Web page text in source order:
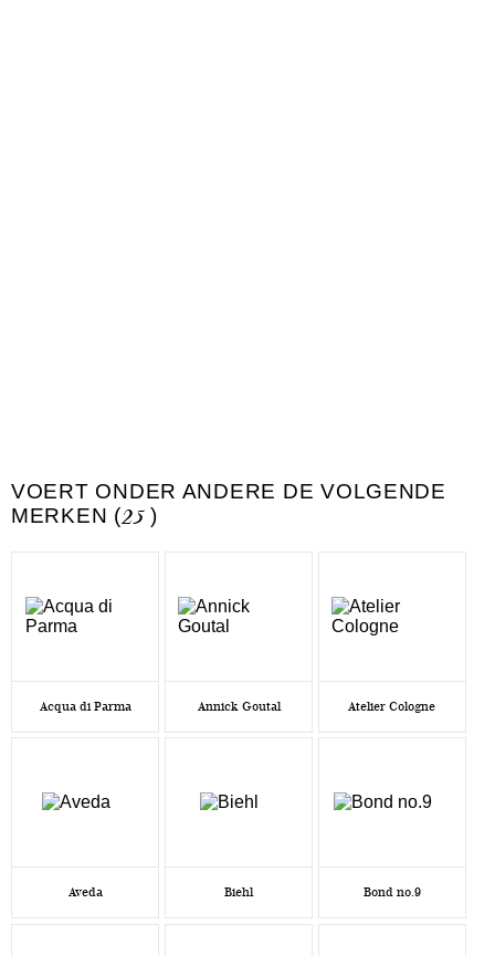
VOERT ONDER ANDERE DE VOLGENDE
MERKEN (25 )
Acqua di Parma Annick Goutal Atelier Cologne
Aveda Biehl Bond no.9